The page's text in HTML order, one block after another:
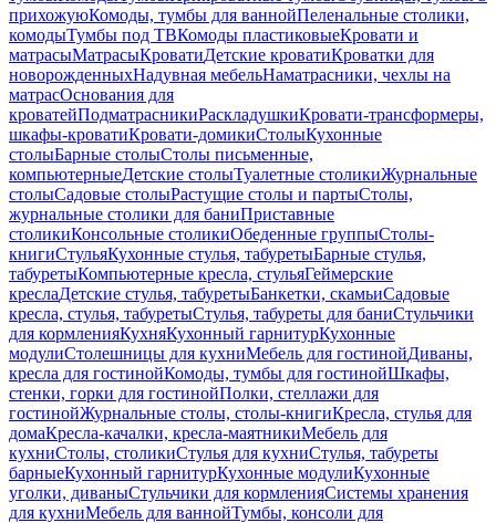
прихожуюКомоды, тумбы для ваннойПеленальные столики,
комодыТумбы под ТВКомоды пластиковыеКровати и
матрасыМатрасыКроватиДетские кроватиКроватки для
новорожденныхНадувная мебельНаматрасники, чехлы на
матрасОснования для
кроватейПодматрасникиРаскладушкиКровати-трансформеры,
шкафы-кроватиКровати-домикиСтолыКухонные
столыБарные столыСтолы письменные,
компьютерныеДетские столыТуалетные столикиЖурнальные
столыСадовые столыРастущие столы и партыСтолы,
журнальные столики для баниПриставные
столикиКонсольные столикиОбеденные группыСтолы-
книгиСтульяКухонные стулья, табуретыБарные стулья,
табуретыКомпьютерные кресла, стульяГеймерские
креслаДетские стулья, табуретыБанкетки, скамьиСадовые
кресла, стулья, табуретыСтулья, табуреты для баниСтульчики
для кормленияКухняКухонный гарнитурКухонные
модулиСтолешницы для кухниМебель для гостинойДиваны,
кресла для гостинойКомоды, тумбы для гостинойШкафы,
стенки, горки для гостинойПолки, стеллажи для
гостинойЖурнальные столы, столы-книгиКресла, стулья для
домаКресла-качалки, кресла-маятникиМебель для
кухниСтолы, столикиСтулья для кухниСтулья, табуреты
барныеКухонный гарнитурКухонные модулиКухонные
уголки, диваныСтульчики для кормленияСистемы хранения
для кухниМебель для ваннойТумбы, консоли для